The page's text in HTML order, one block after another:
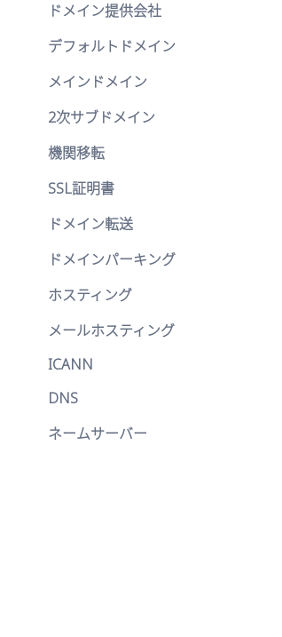
ドメイン提供会社
デフォルトドメイン
メインドメイン
2次サブドメイン
機関移転
SSL証明書
ドメイン転送
ドメインパーキング
ホスティング
メールホスティング
ICANN
DNS
ネームサーバー